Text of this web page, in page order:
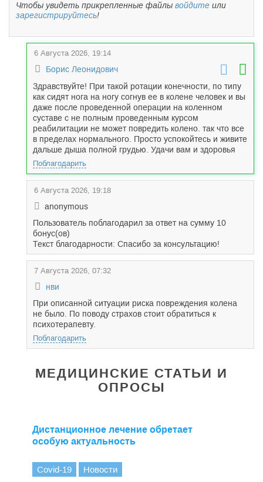
Чтобы увидеть прикрепленные файлы войдите или
зарегистрируйтесь!
6 Августа 2026, 19:14
Борис Леонидович
Здравствуйте! При такой ротации конечности, по типу
как сидят нога на ногу согнув ее в колене человек и вы
даже после проведенной операции на коленном
суставе с не полным проведенным курсом
реабилитации не может повредить колено. так что все
в пределах нормального. Просто успокойтесь и живите
дальше дыша полной грудью. Удачи вам и здоровья
Поблагодарить
6 Августа 2026, 19:18
anonymous
Пользователь поблагодарил за ответ на сумму 10
бонус(ов)
Текст благодарности: Спасибо за консультацию!
7 Августа 2026, 07:32
нви
При описанной ситуации риска повреждения колена
не было. По поводу страхов стоит обратиться к
психотерапевту.
Поблагодарить
МЕДИЦИНСКИЕ СТАТЬИ И
ОПРОСЫ
Дистанционное лечение обретает
особую актуальность
Covid-19 Новости